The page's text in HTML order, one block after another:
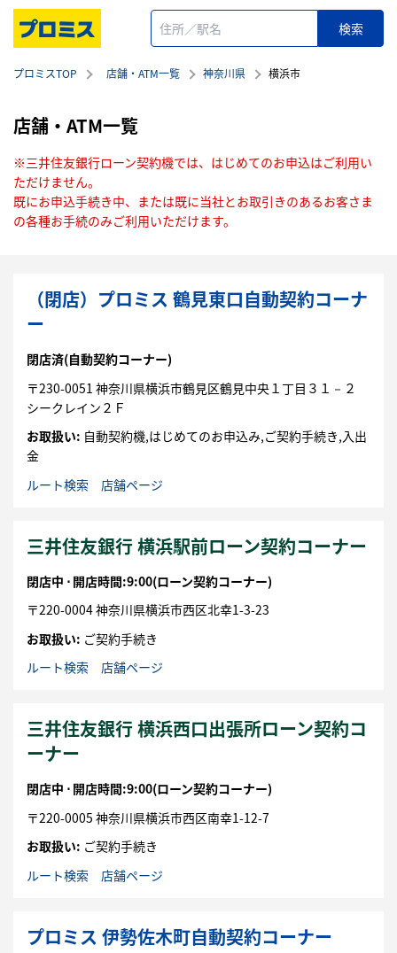
プロミスTOP 店舗・ATM一覧 神奈川県 横浜市
店舗・ATM一覧
※三井住友銀行ローン契約機では、はじめてのお申込はご利用い
ただけません。
既にお申込手続き中、または既に当社とお取引きのあるお客さま
の各種お手続のみご利用いただけます。
（閉店）プロミス 鶴見東口自動契約コーナ
ー
閉店済(自動契約コーナー)
〒230-0051 神奈川県横浜市鶴見区鶴見中央１丁目３１－２
シークレイン２Ｆ
お取扱い: 自動契約機,はじめてのお申込み,ご契約手続き,入出
金
ルート検索
店舗ページ
三井住友銀行 横浜駅前ローン契約コーナー
閉店中 ⋅ 開店時間:9:00(ローン契約コーナー)
〒220-0004神奈川県横浜市西区北幸1-3-23
お取扱い: ご契約手続き
ルート検索
店舗ページ
三井住友銀行 横浜西口出張所ローン契約コ
ーナー
閉店中 ⋅ 開店時間:9:00(ローン契約コーナー)
〒220-0005 神奈川県横浜市西区南幸1-12-7
お取扱い: ご契約手続き
ルート検索
店舗ページ
プロミス 伊勢佐木町自動契約コーナー